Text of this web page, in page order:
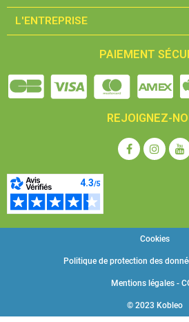
L'ENTREPRISE​
PAIEMENT
REJOIGNEZ-
© 2023 Kobleo
Mentions légales -
Politique de protection des
Cookies